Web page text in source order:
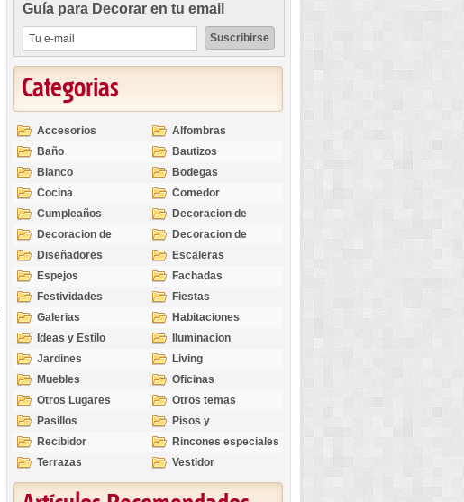
Guía para Decorar en tu email
Categorias
Accesorios
Alfombras
Baño
Bautizos
Blanco
Bodegas
Cocina
Comedor
Cumpleaños
Decoracion de
Exteriores
Decoracion de
Interiores
Decoracion de
Ocasiones
Diseñadores
Escaleras
Espejos
Fachadas
Festividades
Fiestas
Galerias
Habitaciones
Ideas y Estilo
Iluminacion
Jardines
Living
Muebles
Oficinas
Otros Lugares
Otros temas
Pasillos
Pisos y
revestimientos
Recibidor
Rincones especiales
Terrazas
Vestidor